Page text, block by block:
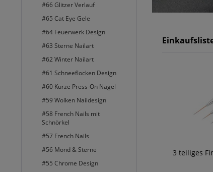
#66 Glitzer Verlauf
#65 Cat Eye Gele
#64 Feuerwerk Design
#63 Sterne Nailart
#62 Winter Nailart
#61 Schneeflocken Design
#60 Kurze Press-On Nägel
#59 Wolken Naildesign
#58 French Nails mit
Schnörkel
#57 French Nails
#56 Mond & Sterne
#55 Chrome Design
3 teiliges